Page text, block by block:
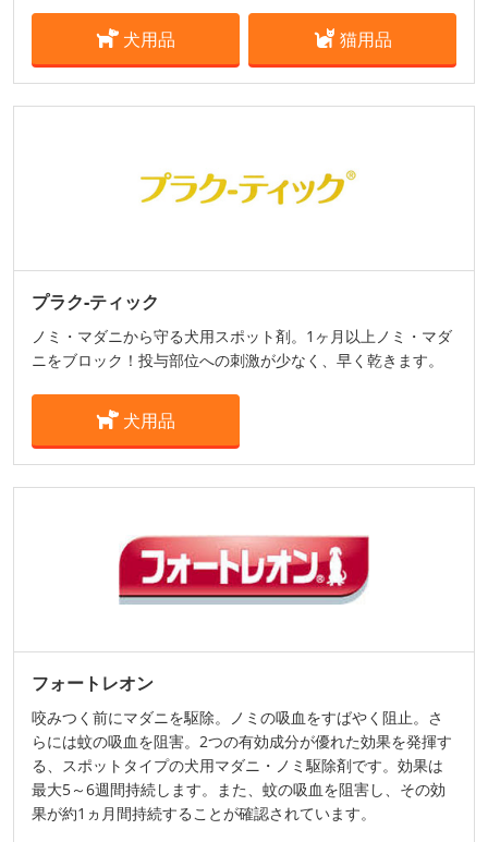
犬用品 猫用品
プラク‐ティック
ノミ・マダニから守る犬用スポット剤。1ヶ月以上ノミ・マダ
ニをブロック！投与部位への刺激が少なく、早く乾きます。
犬用品
フォートレオン
咬みつく前にマダニを駆除。ノミの吸血をすばやく阻止。さ
らには蚊の吸血を阻害。2つの有効成分が優れた効果を発揮す
る、スポットタイプの犬用マダニ・ノミ駆除剤です。効果は
最大5～6週間持続します。また、蚊の吸血を阻害し、その効
果が約1ヵ月間持続することが確認されています。